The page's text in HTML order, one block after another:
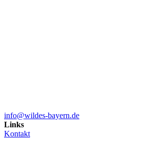
info@wildes-bayern.de
Links
Kontakt